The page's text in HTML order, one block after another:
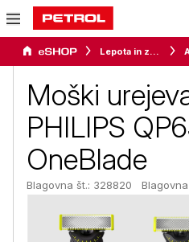
Lepota in zdravje
Moški
PHILIPS
OneBlade
Blagovna št.: 328820